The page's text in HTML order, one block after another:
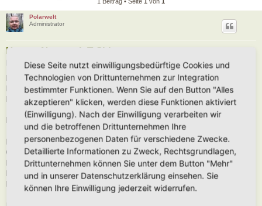
Polarwelt
Administrator
Hortus-Netzwerk T-Shirt
Fr 16. Feb 2024, 10:56
Peter von der “Igelhilfe Straubing”, der für das Netzwerk die Hortus- und
Igelschilder fertigt, stellt mit seinem neuen Projekt T-Shirts für das
Hortus-Netzwerk bereit.
Diese könnt Ihr unter https://wilbee.de/content/hortus-t-shirts/bestellen.
Daten zum T-Shirt:
Größen: XS – XXL
Material: 100% Bio-Baumwolle – ohne Schadstoffe
Druck: Siebdruck
Fair Trade Siegel und Öko-Tex zertifiziert
Diese Seite nutzt einwilligungsbedürftige Cookies und
Technologien von Drittunternehmen zur Integration
bestimmter Funktionen. Wenn Sie auf den Button "Alles
akzeptieren" klicken, werden diese Funktionen aktiviert
(Einwilligung). Nach der Einwilligung verarbeiten wir
und die betroffenen Drittunternehmen Ihre
personenbezogenen Daten für verschiedene Zwecke.
Detaillierte Informationen zu Zweck, Rechtsgrundlagen,
Drittunternehmen können Sie unter dem Button "Mehr"
und in unserer Datenschutzerklärung einsehen. Sie
können Ihre Einwilligung jederzeit widerrufen.